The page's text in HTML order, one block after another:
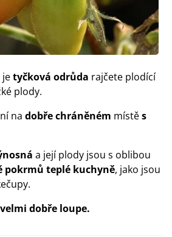
jetyčková odrůda rajčete plodící
plody.
na dobře chráněném místěs
a její plody jsou s oblibou
pokrmů teplé kuchyně, jako jsou
dobře loupe.